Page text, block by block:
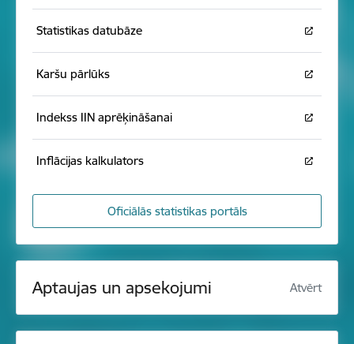
Statistikas datubāze
Karšu pārlūks
Indekss IIN aprēķināšanai
Inflācijas kalkulators
Oficiālās statistikas portāls
Aptaujas un apsekojumi Atvērt